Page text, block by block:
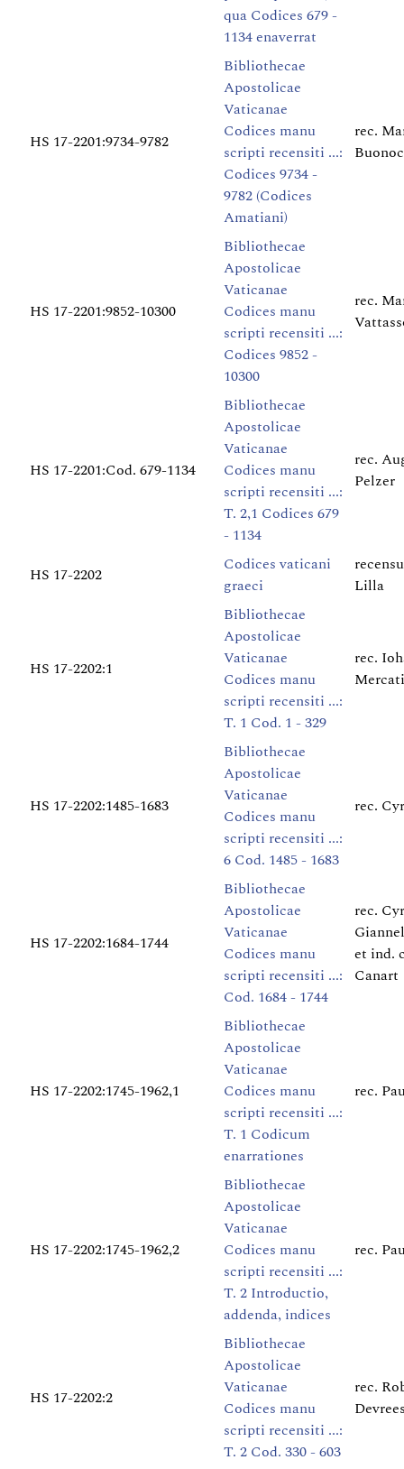
qua Codices 679 -
1134 enaverrat
HS 17-2201:9734-9782
Bibliothecae
Apostolicae
Vaticanae
Codices manu
scripti recensiti ...:
Codices 9734 -
9782 (Codices
Amatiani)
rec.
HS 17-2201:9852-10300
Bibliothecae
Apostolicae
Vaticanae
Codices manu
scripti recensiti ...:
Codices 9852 -
10300
rec.
HS 17-2201:Cod. 679-1134
Bibliothecae
Apostolicae
Vaticanae
Codices manu
scripti recensiti ...:
T. 2,1 Codices 679
- 1134
rec.
Pelzer
HS 17-2202
Codices vaticani
graeci
Lilla
HS 17-2202:1
Bibliothecae
Apostolicae
Vaticanae
Codices manu
scripti recensiti ...:
T. 1 Cod. 1 - 329
rec.
HS 17-2202:1485-1683
Bibliothecae
Apostolicae
Vaticanae
Codices manu
scripti recensiti ...:
6 Cod. 1485 - 1683
rec.
HS 17-2202:1684-1744
Bibliothecae
Apostolicae
Vaticanae
Codices manu
scripti recensiti ...:
Cod. 1684 - 1744
rec.
et ind.
Canart
HS 17-2202:1745-1962,1
Bibliothecae
Apostolicae
Vaticanae
Codices manu
scripti recensiti ...:
T. 1 Codicum
enarrationes
rec.
HS 17-2202:1745-1962,2
Bibliothecae
Apostolicae
Vaticanae
Codices manu
scripti recensiti ...:
T. 2 Introductio,
addenda, indices
rec.
HS 17-2202:2
Bibliothecae
Apostolicae
Vaticanae
Codices manu
scripti recensiti ...:
T. 2 Cod. 330 - 603
rec.